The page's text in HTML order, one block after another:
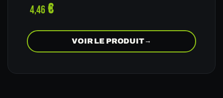
4,46€
VOIR LE PRODUIT→